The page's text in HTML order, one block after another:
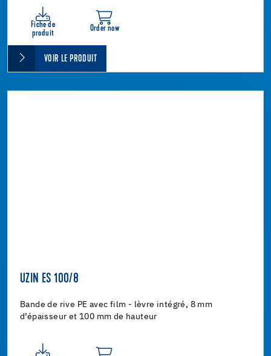
Fiche de
produit
Order now
VOIR LE PRODUIT
UZIN ES 100/8
Bande de rive PE avec film - lèvre intégré, 8 mm
d’épaisseur et 100 mm de hauteur